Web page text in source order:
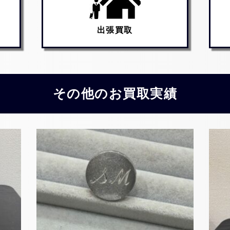
出張買取
その他のお買取実績